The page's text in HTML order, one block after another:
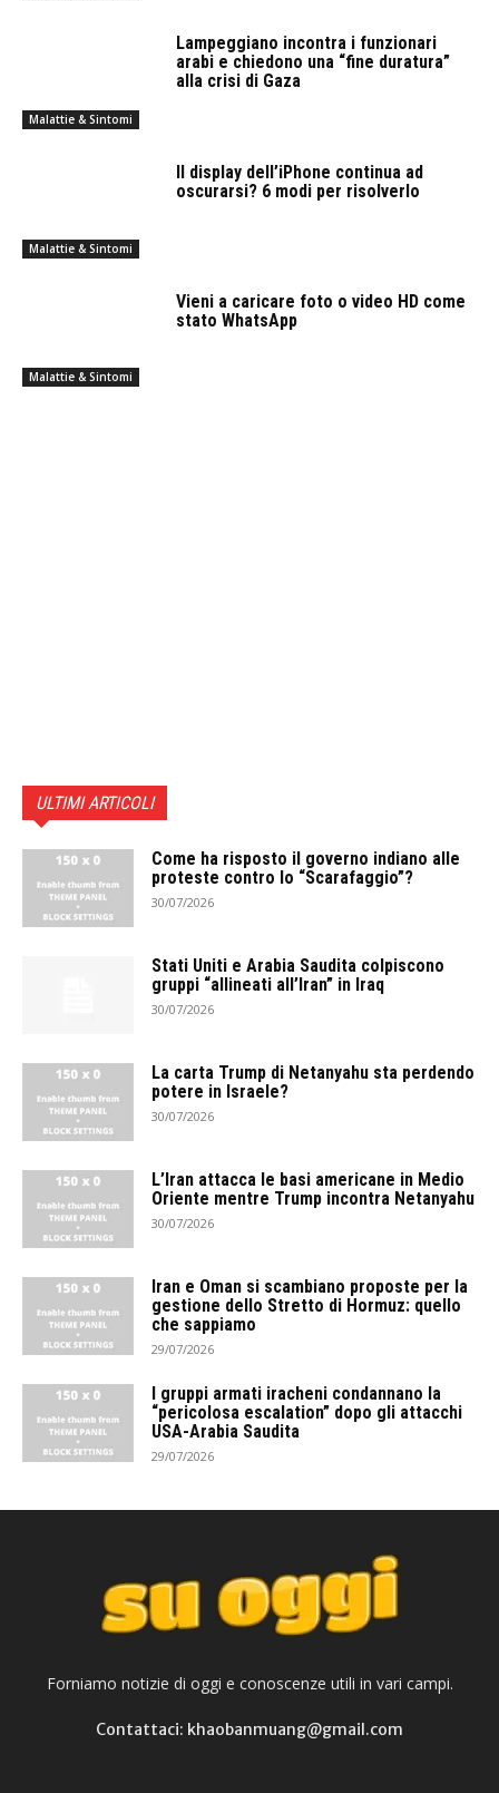
Malattie & Sintomi
Lampeggiano incontra i funzionari
arabi e chiedono una “fine duratura”
alla crisi di Gaza
Malattie & Sintomi
Il display dell’iPhone continua ad
oscurarsi? 6 modi per risolverlo
Malattie & Sintomi
Vieni a caricare foto o video HD come
stato WhatsApp
ULTIMI ARTICOLI
Come ha risposto il governo indiano alle
proteste contro lo “Scarafaggio”?
30/07/2026
Stati Uniti e Arabia Saudita colpiscono
gruppi “allineati all’Iran” in Iraq
30/07/2026
La carta Trump di Netanyahu sta perdendo
potere in Israele?
30/07/2026
L’Iran attacca le basi americane in Medio
Oriente mentre Trump incontra Netanyahu
30/07/2026
Iran e Oman si scambiano proposte per la
gestione dello Stretto di Hormuz: quello
che sappiamo
29/07/2026
I gruppi armati iracheni condannano la
“pericolosa escalation” dopo gli attacchi
USA-Arabia Saudita
29/07/2026
Forniamo notizie di oggi e conoscenze utili in vari campi.
Contattaci: khaobanmuang@gmail.com